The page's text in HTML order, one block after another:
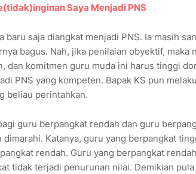
Saya Menjadi PNS
baru saja diangkat menjadi PNS. Ia masih
bagus. Nah, jika penilaian obyektif, maka
dan komitmen guru muda ini harus tinggi
PNS yang kompeten. Bapak KS pun
beliau perintahkan.
guru berpangkat rendah dan guru
dimarahi. Katanya, guru yang berpangkat
rendah. Guru yang berpangkat
tidak terjadi penurunan nilai. Demikian